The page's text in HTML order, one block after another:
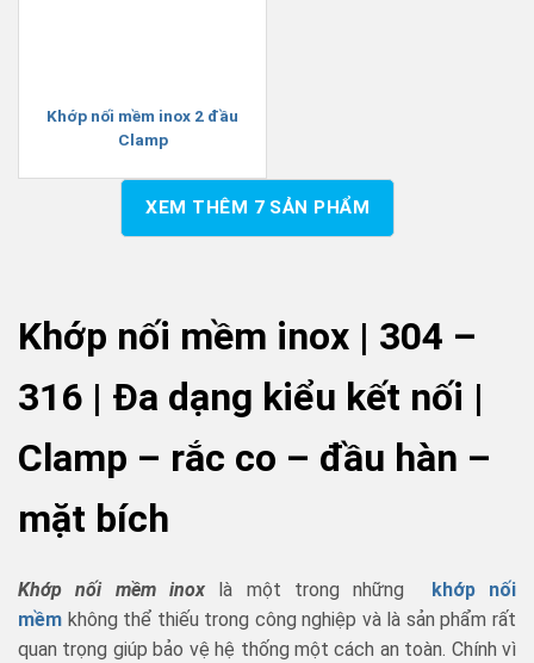
Khớp nối mềm inox 2 đầu
Clamp
XEM THÊM 7SẢN PHẨM
Khớp nối mềm inox | 304 –
316 | Đa dạng kiểu kết nối |
Clamp – rắc co – đầu hàn –
mặt bích
Khớp nối mềm inoxlà một trong những khớp nối
mềm không thể thiếu trong công nghiệp và là sản phẩm rất
quan trọng giúp bảo vệ hệ thống một cách an toàn. Chính vì